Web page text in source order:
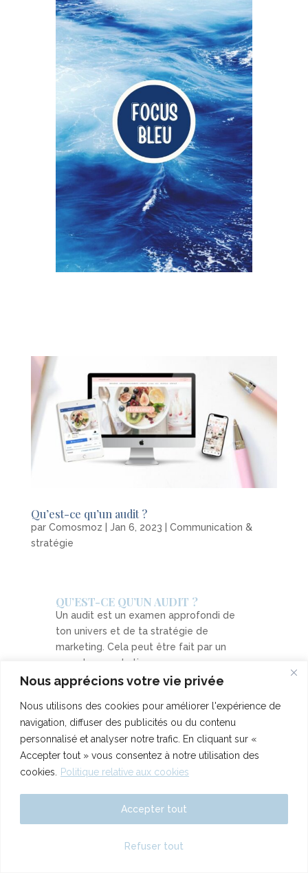
Nous apprécions votre vie privée
Nous utilisons des cookies pour améliorer l'expérience de
navigation, diffuser des publicités ou du contenu
personnalisé et analyser notre trafic. En cliquant sur «
Accepter tout » vous consentez à notre utilisation des
cookies.
Politique relative aux cookies
Refuser tout
Accepter tout
Qu’est-ce qu’un audit ?
par Comosmoz Jan 6, 2023
Communication &
stratégie
QU’EST-CE QU’UN AUDIT ?
Un audit est un examen approfondi de
ton univers et de ta stratégie de
marketing. Cela peut être fait par un
expert en marketing ou par une
entreprise spécialisée dans les audits..
améliorer ta stratégie, ta visibilité sur tes
différents supports de communication en
identifiant les forces et les faiblesses de
ta marque et en proposant des
recommandations pour améliorer ta
DEUX TYPES D’AUDIT ?
AUDIT INSTAGRAM